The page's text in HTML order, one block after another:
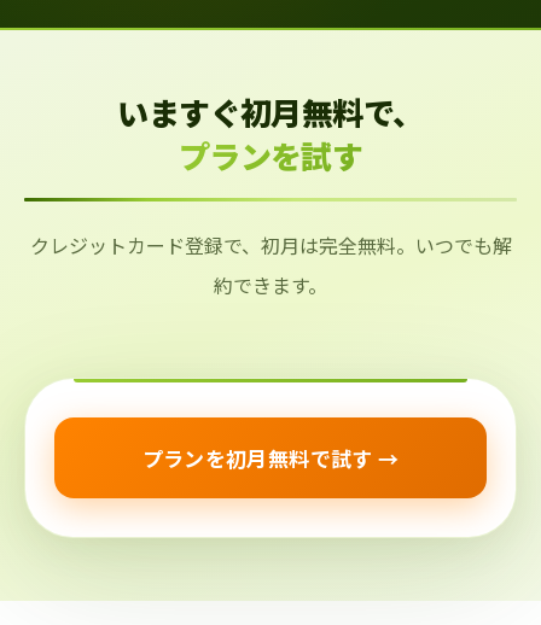
いますぐ初月無料で、
プランを試す
クレジットカード登録で、初月は完全無料。いつでも解
約できます。
プランを初月無料で試す →